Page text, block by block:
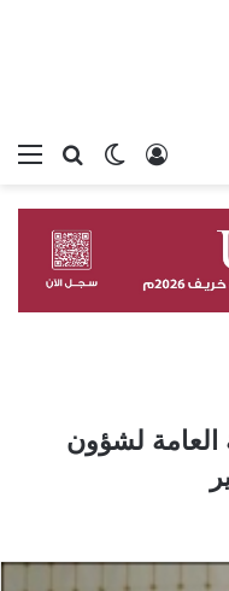
بحثالوضع
تسجيل الدخول
العامة لشؤون